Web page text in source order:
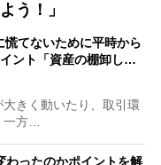
う！」
慌てないために平時から
ント「資産の棚卸し…
きく動いたり、取引環
一方…
わったのかポイントを解